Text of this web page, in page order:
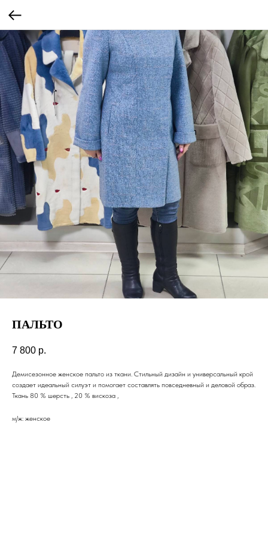
ПАЛЬТО
7 800 р.
Демисезонное женское пальто из ткани. Стильный дизайн и универсальный крой
создает идеальный силуэт и помогает составлять повседневный и деловой образ.
Ткань 80 % шерсть , 20 % вискоза ,
м/ж: женское